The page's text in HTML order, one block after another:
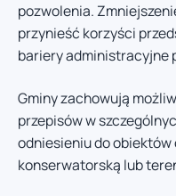
pozwolenia.
przynieść korzyści
bariery administracyjne
Gminy zachowują
przepisów w
odniesieniu do
konserwatorską lub